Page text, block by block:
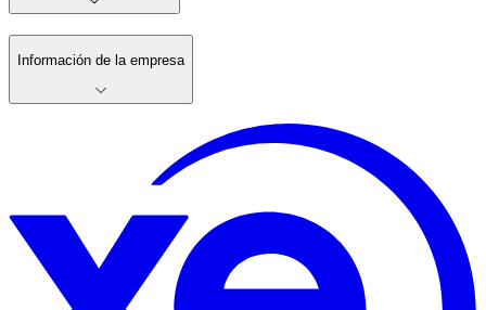
Información de la empresa